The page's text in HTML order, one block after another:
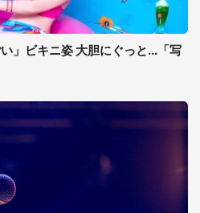
」ビキニ姿 大胆にぐっと...「写